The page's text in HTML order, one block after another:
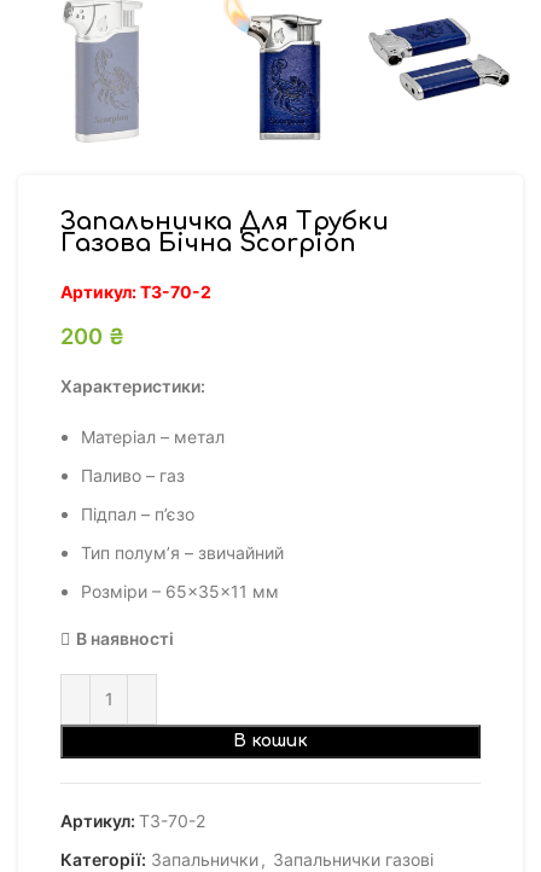
Запальничка Для Трубки
Газова Бічна Scorpion
Артикул:ТЗ-70-2
200 ₴
Характеристики:
Матеріал – метал
Паливо – газ
Підпал – п’єзо
Тип полум’я – звичайний
Розміри – 65×35×11 мм
В наявності
В кошик
Артикул: ТЗ-70-2
Категорії: Запальнички, Запальнички газові